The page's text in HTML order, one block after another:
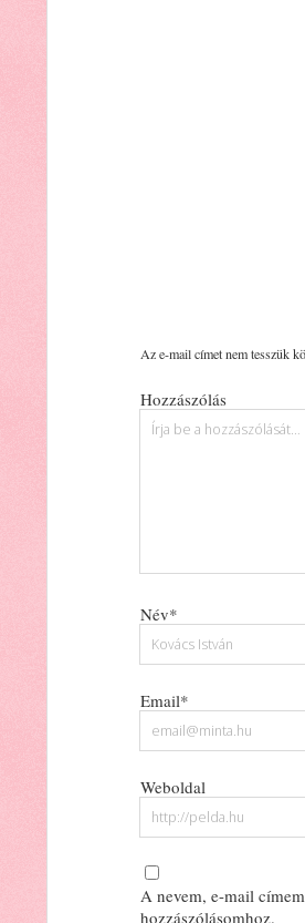
Az e-mail címet nem tesszük
Hozzászólás
Név*
Email*
Weboldal
A nevem, e-mail
hozzászólásomhoz.